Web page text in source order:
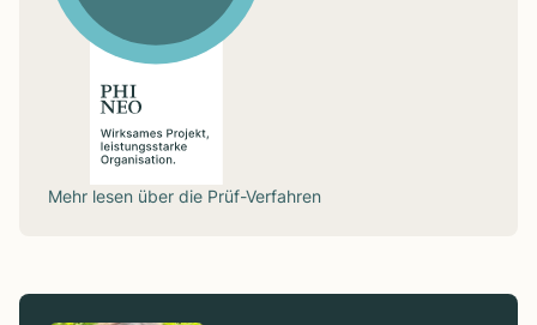
Mehr lesen über die Prüf-Verfahren